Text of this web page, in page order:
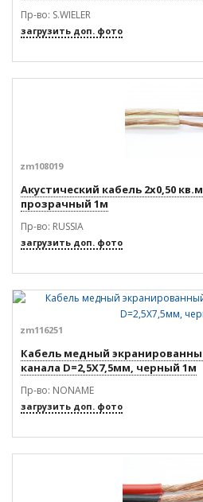
Пр-во: S.WIELER
загрузить доп. фото
zm108019
Акустический кабель 2x0,50
прозрачный 1м
Пр-во: RUSSIA
загрузить доп. фото
zm116251
Кабель медный
канала D=2,5X7,5мм, черный 1м
Пр-во: NONAME
загрузить доп. фото